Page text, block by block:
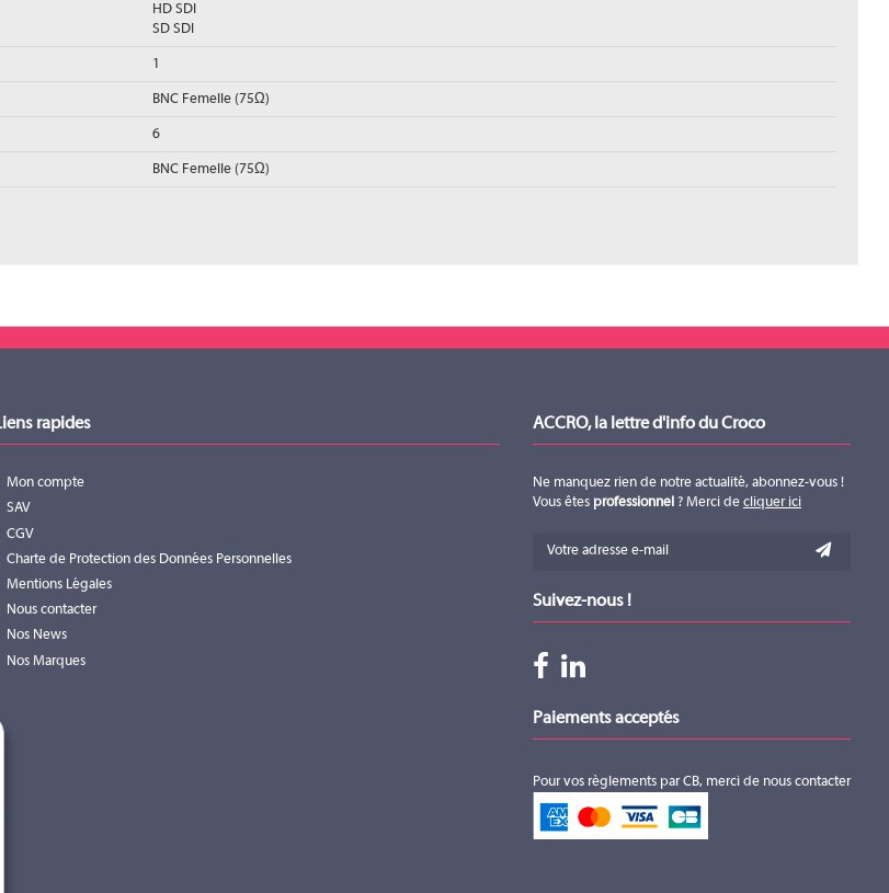
HD SDI
SD SDI
1
BNC Femelle (75Ω)
6
BNC Femelle (75Ω)
rapides
Mon compte
SAV
CGV
Charte de Protection des Données Personnelles
Mentions Légales
Nous contacter
Nos News
Nos Marques
ACCRO, la lettre d'info du Croco
Ne manquez rien de notre actualité, abonnez-vous !
Vous êtes professionnel ? Merci de cliquer ici
Suivez-nous !
Paiements acceptés
Pour vos règlements par CB, merci de nous contacter